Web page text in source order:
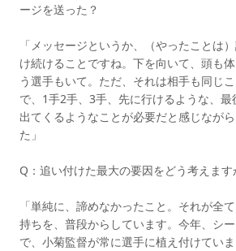
ージを送った？
「メッセージというか、（やったことは
け続けることですね。下を向いて、頭も
う選手もいて。ただ、それは相手も同じ
で、1手2手、3手、先に行けるような、最
出てくるようなことが必要だと感じなが
た」
Q：追い付けた最大の要因をどう考えます
「単純に、諦めなかったこと。それが全
持ちを、普段からしています。今年、シ
で、小菊監督が常に選手に植え付けてい